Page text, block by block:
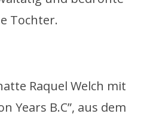
Tochter.
Raquel Welch mit
Years B.C”, aus dem